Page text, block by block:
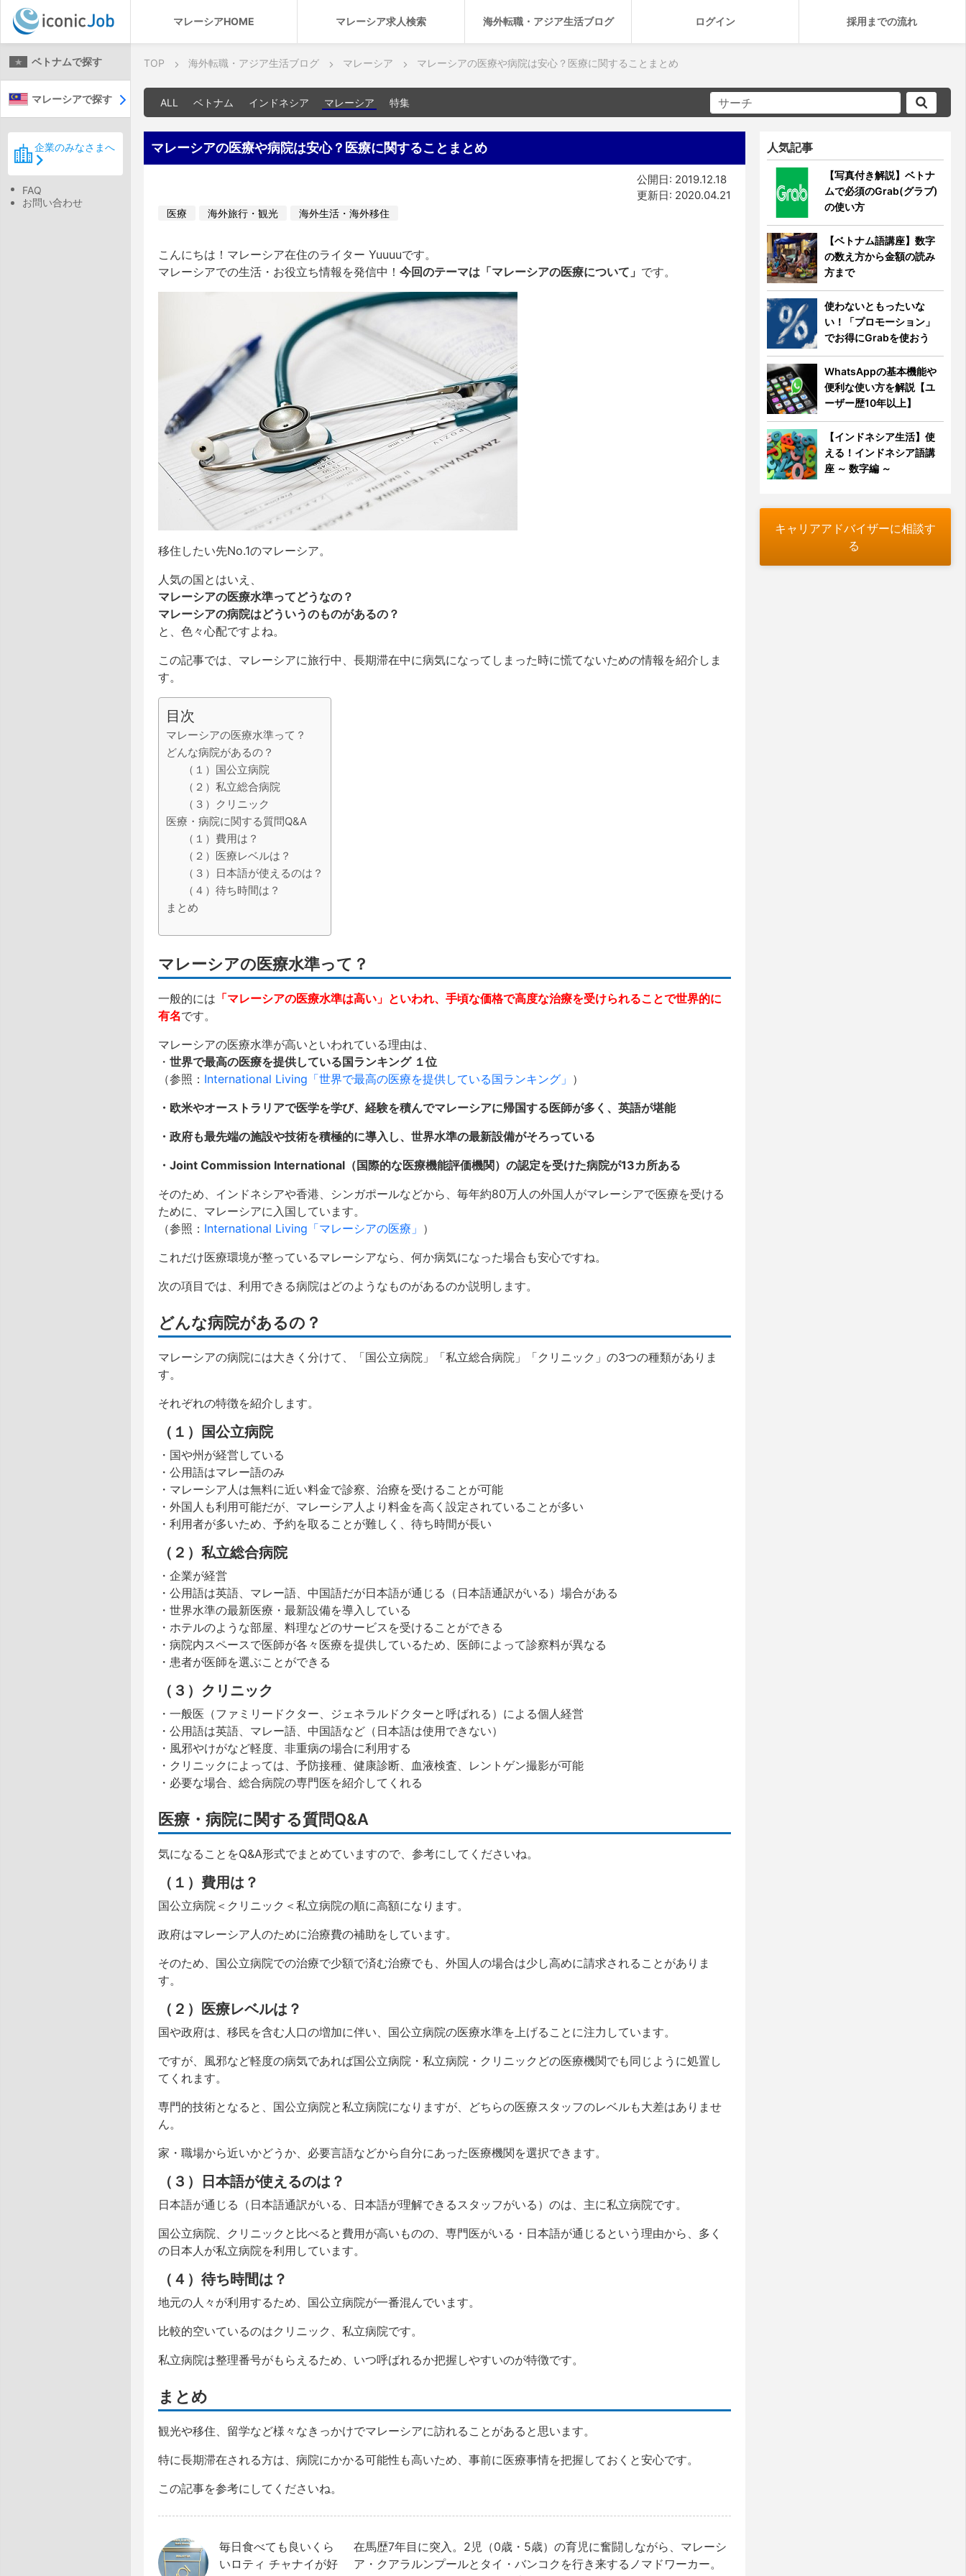
マレーシアHOME マレーシア求人検索 海外転職・アジア生活ブログ ログイン 採用までの流れ
ベトナムで探す
マレーシアで探す
企業のみなさまへ
FAQ
お問い合わせ
TOP 海外転職・アジア生活ブログ マレーシア マレーシアの医療や病院は安心？医療に関することまとめ
ALL ベトナム インドネシア マレーシア 特集
マレーシアの医療や病院は安心？医療に関することまとめ
公開日: 2019.12.18
更新日: 2020.04.21
医療 海外旅行・観光 海外生活・海外移住
こんにちは！マレーシア在住のライター Yuuuuです。
マレーシアでの生活・お役立ち情報を発信中！ 今回のテーマは「マレーシアの医療について」 です。
移住したい先No.1のマレーシア。
人気の国とはいえ、
マレーシアの医療水準ってどうなの？
マレーシアの病院はどういうのものがあるの？
と、色々心配ですよね。
この記事では、マレーシアに旅行中、長期滞在中に病気になってしまった時に慌てないための情報を紹介しま
す。
目次
マレーシアの医療水準って？
どんな病院があるの？
（１）国公立病院
（２）私立総合病院
（３）クリニック
医療・病院に関する質問Q&A
（１）費用は？
（２）医療レベルは？
（３）日本語が使えるのは？
（４）待ち時間は？
まとめ
マレーシアの医療水準って？
一般的には 「マレーシアの医療水準は高い」といわれ、手頃な価格で高度な治療を受けられることで世界的に
有名です。
マレーシアの医療水準が高いといわれている理由は、
・ 世界で最高の医療を提供している国ランキング １位
（参照： International Living「世界で最高の医療を提供している国ランキング」 ）
・欧米やオーストラリアで医学を学び、経験を積んでマレーシアに帰国する医師が多く、英語が堪能
・政府も最先端の施設や技術を積極的に導入し、世界水準の最新設備がそろっている
・Joint Commission International（国際的な医療機能評価機関）の認定を受けた病院が13カ所ある
そのため、インドネシアや香港、シンガポールなどから、毎年約80万人の外国人がマレーシアで医療を受ける
ために、マレーシアに入国しています。
（参照： International Living「マレーシアの医療」 ）
これだけ医療環境が整っているマレーシアなら、何か病気になった場合も安心ですね。
次の項目では、利用できる病院はどのようなものがあるのか説明します。
どんな病院があるの？
マレーシアの病院には大きく分けて、「国公立病院」「私立総合病院」「クリニック」の3つの種類がありま
す。
それぞれの特徴を紹介します。
（１）国公立病院
・国や州が経営している
・公用語はマレー語のみ
・マレーシア人は無料に近い料金で診察、治療を受けることが可能
・外国人も利用可能だが、マレーシア人より料金を高く設定されていることが多い
・利用者が多いため、予約を取ることが難しく、待ち時間が長い
（２）私立総合病院
・企業が経営
・公用語は英語、マレー語、中国語だが日本語が通じる（日本語通訳がいる）場合がある
・世界水準の最新医療・最新設備を導入している
・ホテルのような部屋、料理などのサービスを受けることができる
・病院内スペースで医師が各々医療を提供しているため、医師によって診察料が異なる
・患者が医師を選ぶことができる
（３）クリニック
・一般医（ファミリードクター、ジェネラルドクターと呼ばれる）による個人経営
・公用語は英語、マレー語、中国語など（日本語は使用できない）
・風邪やけがなど軽度、非重病の場合に利用する
・クリニックによっては、予防接種、健康診断、血液検査、レントゲン撮影が可能
・必要な場合、総合病院の専門医を紹介してくれる
医療・病院に関する質問Q&A
気になることをQ&A形式でまとめていますので、参考にしてくださいね。
（１）費用は？
国公立病院＜クリニック＜私立病院の順に高額になります。
政府はマレーシア人のために治療費の補助をしています。
そのため、国公立病院での治療で少額で済む治療でも、外国人の場合は少し高めに請求されることがありま
す。
（２）医療レベルは？
国や政府は、移民を含む人口の増加に伴い、国公立病院の医療水準を上げることに注力しています。
ですが、風邪など軽度の病気であれば国公立病院・私立病院・クリニックどの医療機関でも同じように処置し
てくれます。
専門的技術となると、国公立病院と私立病院になりますが、どちらの医療スタッフのレベルも大差はありませ
ん。
家・職場から近いかどうか、必要言語などから自分にあった医療機関を選択できます。
（３）日本語が使えるのは？
日本語が通じる（日本語通訳がいる、日本語が理解できるスタッフがいる）のは、主に私立病院です。
国公立病院、クリニックと比べると費用が高いものの、専門医がいる・日本語が通じるという理由から、多く
の日本人が私立病院を利用しています。
（４）待ち時間は？
地元の人々が利用するため、国公立病院が一番混んでいます。
比較的空いているのはクリニック、私立病院です。
私立病院は整理番号がもらえるため、いつ呼ばれるか把握しやすいのが特徴です。
まとめ
観光や移住、留学など様々なきっかけでマレーシアに訪れることがあると思います。
特に長期滞在される方は、病院にかかる可能性も高いため、事前に医療事情を把握しておくと安心です。
この記事を参考にしてくださいね。
毎日食べても良いくら
いロティ チャナイが好
在馬歴7年目に突入。2児（0歳・5歳）の育児に奮闘しながら、マレーシ
ア・クアラルンプールとタイ・バンコクを行き来するノマドワーカー。
人気記事
【写真付き解説】ベトナ
ムで必須のGrab(グラブ)
の使い方
【ベトナム語講座】数字
の数え方から金額の読み
方まで
使わないともったいな
い！「プロモーション」
でお得にGrabを使おう
WhatsAppの基本機能や
便利な使い方を解説【ユ
ーザー歴10年以上】
【インドネシア生活】使
える！インドネシア語講
座 ～ 数字編 ～
キャリアアドバイザーに相談す
る